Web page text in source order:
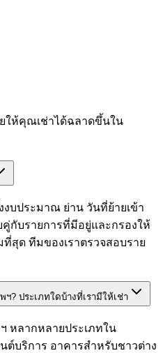
ยให้คุณเช่าได้ฉลาดขึ้นใน
บประมาณ ย่าน วันที่ย้ายเข้า
คู่กับรายการที่มีอยู่และกรองให้
ที่สุด ทีมของเราตรวจสอบราย
? ประเภทใดบ้างที่เรามีให้เช่า
หลากหลายประเภทใน
ต์บริการ อาคารสำหรับชาวต่าง